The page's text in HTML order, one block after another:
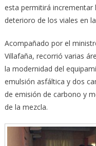
esta permitirá incrementar
deterioro de los viales en
Acompañado por el
Villafaña, recorrió varias
la modernidad del
emulsión asfáltica y dos
de emisión de carbono y
de la mezcla.